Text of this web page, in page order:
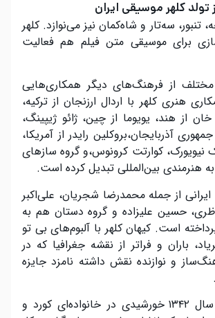
تولد کلهر موسیقی ایران
تنبور، سه‌تار و شاه‌کمان نیز می‌نوازد. کلهر
برای موسیقی متن فیلم هم فعالیت
مختلف از فرهنگ‌های دیگر همکاری‌هایی
هنری کلهر با اردال ارزنجان از ترکیه،
از هند، یویوما از چین، ژائو ژیپینگ،
آذربایجان،بروکلین رایدر از آمریکا،
نیویورک، کوارتت کرونوس،و گروه سازهای
به هنرمندی بین‌المللی تبدیل کرده است.
ایرانی از جمله محمدرضا شجریان، علی‌اکبر
حسین علیزاده و گروه دستان هم به
است. کیهان کلهر با آلبوم‌های بی تو
باران و فراتر از نقشه جغرافیا که در
و نوازنده نقش داشته نامزد جایزه
کیهان کلهر در سال ۱۳۴۲ خورشیدی در خانواده‌ای کورد و